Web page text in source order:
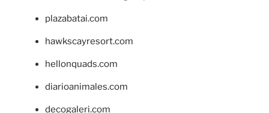
plazabatai.com
hawkscayresort.com
hellonquads.com
diarioanimales.com
decogaleri.com